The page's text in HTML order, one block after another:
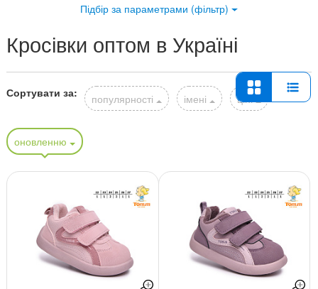
Підбір за параметрами (фільтр)
Кросівки оптом в Україні
Сортувати за: популярності імені ціні
оновленню